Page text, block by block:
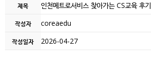
제목 인천메트로서비스 찾아가는 CS교육 후기
작성자 coreaedu
작성일자 2026-04-27